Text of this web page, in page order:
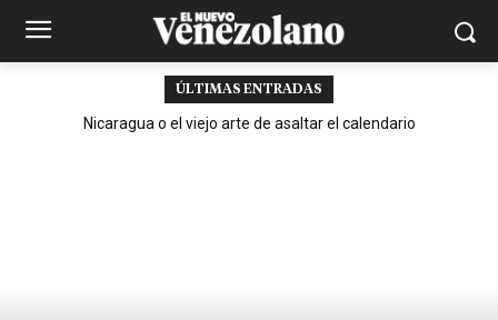
ÚLTIMAS ENTRADAS
Nicaragua o el viejo arte de asaltar el calendario